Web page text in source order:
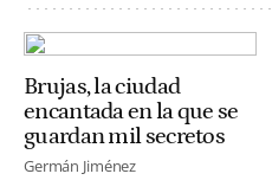
Brujas, la ciudad
encantada en la que se
guardan mil secretos
Germán Jiménez